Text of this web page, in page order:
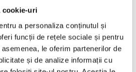
cookie-uri
a personaliza conținutul și
funcții de rețele sociale și pentru
le oferim partenerilor de
și de analize informații cu